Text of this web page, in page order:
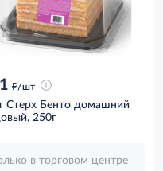
д/шт
Стерх Бенто домашний
250г
в торговом центре